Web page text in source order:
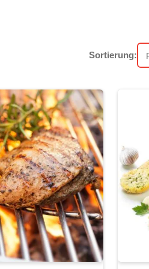
Sortierung:
Sortierung